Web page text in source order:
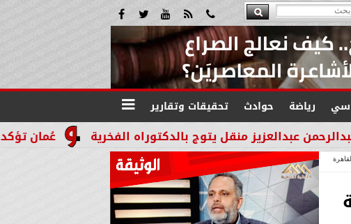
رياضة حوادث تحقيقات وتقارير
عُمان تؤكد التزامها منقل يتوج بالدكتوراه الفخرية